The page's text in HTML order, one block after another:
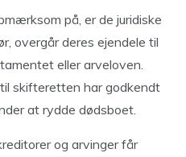
på, er de juridiske
overgår deres ejendele til
eller arveloven.
skifteretten har godkendt
at rydde dødsboet.
og arvinger får